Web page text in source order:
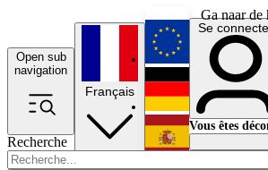
Ga naar
Open sub
navigation
Recherche
Français
English
Deutsch
Español
Se
Vous êtes